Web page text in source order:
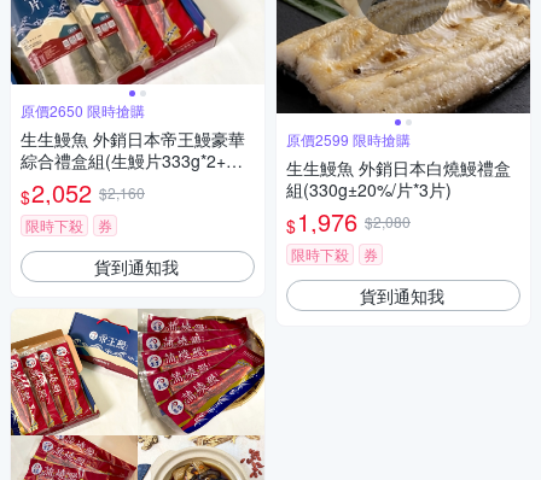
原價2650 限時搶購
生生鰻魚 外銷日本帝王鰻豪華
綜合禮盒組(生鰻片333g*2+蒲
燒鰻250g*2)
$2,052 $2,160
限時下殺
券
貨到通知我
原價2599 限時搶購
生生鰻魚 外銷日本白燒鰻禮盒
組(330g±20%/片*3片)
$1,976 $2,080
限時下殺
券
貨到通知我